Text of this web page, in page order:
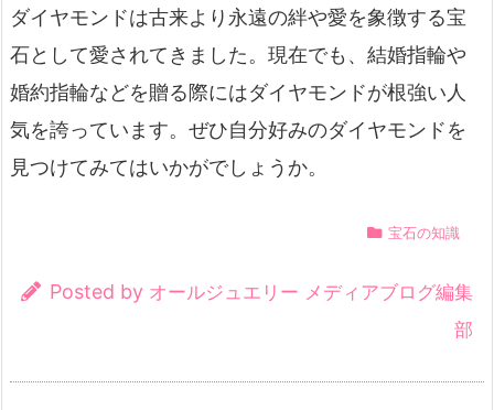
ダイヤモンドは古来より永遠の絆や愛を象徴する宝
石として愛されてきました。現在でも、結婚指輪や
婚約指輪などを贈る際にはダイヤモンドが根強い人
気を誇っています。ぜひ自分好みのダイヤモンドを
見つけてみてはいかがでしょうか。
宝石の知識
Posted by オールジュエリー メディアブログ編集
部